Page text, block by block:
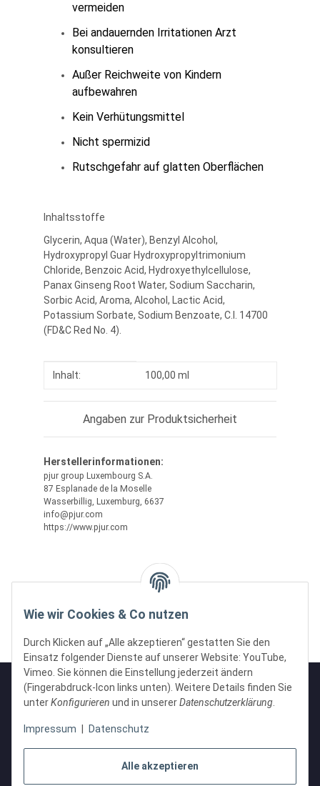
Alle akzeptieren
Wie wir Cookies & Co nutzen
Durch Klicken auf „Alle akzeptieren“ gestatten Sie den
Einsatz folgender Dienste auf unserer Website: YouTube,
Vimeo. Sie können die Einstellung jederzeit ändern
(Fingerabdruck-Icon links unten). Weitere Details finden Sie
unterKonfigurieren und in unsererDatenschutzerklärung.
Impressum Datenschutz
vermeiden
Bei andauernden Irritationen Arzt
konsultieren
Außer Reichweite von Kindern
aufbewahren
Kein Verhütungsmittel
Nicht spermizid
Rutschgefahr auf glatten Oberflächen
Inhaltsstoffe
Glycerin, Aqua (Water), Benzyl Alcohol,
Hydroxypropyl Guar Hydroxypropyltrimonium
Chloride, Benzoic Acid, Hydroxyethylcellulose,
Panax Ginseng Root Water, Sodium Saccharin,
Sorbic Acid, Aroma, Alcohol, Lactic Acid,
Potassium Sorbate, Sodium Benzoate, C.I. 14700
(FD&C Red No. 4).
Produkteigenschaft
Wert
Inhalt: 100,00 ml
Angaben zur Produktsicherheit
Herstellerinformationen:
pjur group Luxembourg S.A.
87 Esplanade de la Moselle
Wasserbillig, Luxemburg, 6637
info@pjur.com
https://www.pjur.com